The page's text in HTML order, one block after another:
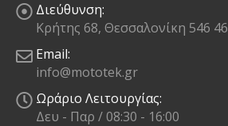
Διεύθυνση:
Κρήτης 68, Θεσσαλονίκη 546 46
Email:
info@mototek.gr
Ωράριο Λειτουργίας:
Δευ - Παρ / 08:30 - 16:00